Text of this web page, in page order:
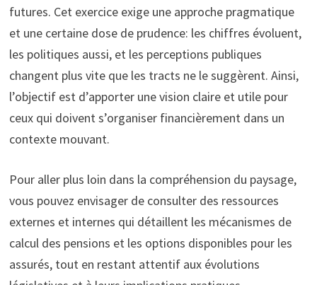
futures. Cet exercice exige une approche pragmatique
et une certaine dose de prudence: les chiffres évoluent,
les politiques aussi, et les perceptions publiques
changent plus vite que les tracts ne le suggèrent. Ainsi,
l’objectif est d’apporter une vision claire et utile pour
ceux qui doivent s’organiser financièrement dans un
contexte mouvant.
Pour aller plus loin dans la compréhension du paysage,
vous pouvez envisager de consulter des ressources
externes et internes qui détaillent les mécanismes de
calcul des pensions et les options disponibles pour les
assurés, tout en restant attentif aux évolutions